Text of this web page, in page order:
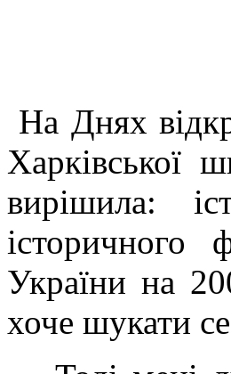
На Днях
вирішила:
історичного
України на
хоче шукати